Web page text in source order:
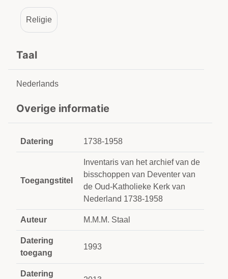
Religie
Taal
Nederlands
Overige informatie
Datering 1738-1958
Toegangstitel
Inventaris van het archief van de
bisschoppen van Deventer van
de Oud-Katholieke Kerk van
Nederland 1738-1958
Auteur M.M.M. Staal
Datering
toegang
1993
Datering